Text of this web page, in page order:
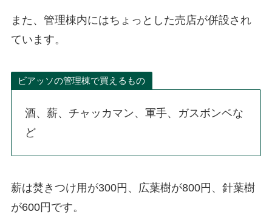
また、管理棟内にはちょっとした売店が併設され
ています。
ビアッソの管理棟で買えるもの
酒、薪、チャッカマン、軍手、ガスボンベな
ど
薪は焚きつけ用が300円、広葉樹が800円、針葉樹
が600円です。